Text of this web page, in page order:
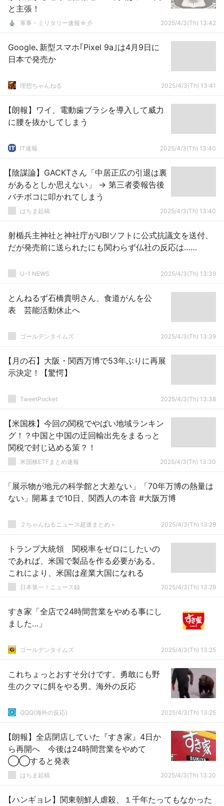
と主張！
軍事・ミリタリー速報☆彡 2025/4/3(Th) 13:42
Google､新型スマホ｢Pixel 9a｣は4月9日に
日本で発売か
理想ちゃんねる 2025/4/3(Th) 13:41
【朗報】ワイ、電動歯ブラシを導入して威力
に腰を抜かしてしまう
IT速報 2025/4/3(Th) 13:40
【陰謀論】GACKTさん「中居正広の引退は裏
があるとしか思えない」 → 第三者委報告後
バチボコに叩かれてしまう
はちま起稿 2025/4/3(Th) 13:40
射楯兵主神社と神社庁がUBIソフトに公式抗議文を送付、
だが発売前に送られたにも関わらず仏社の反応は……
U-1 NEWS 2025/4/3(Th) 13:39
とんねるず石橋貴明さん、食道がんを公
表 芸能活動休止へ
ゴールデンタイムズ 2025/4/3(Th) 13:39
【月の石】大阪・関西万博で53年ぶりに再展
示決定！【驚愕】
TweetPocket 2025/4/3(Th) 13:38
【米国株】今回の関税でやばい地域ランキン
グ！？中国と中国の迂回輸出先をまるっと
関税で封じ込める策？！
米国株ETFまとめ速報 2025/4/3(Th) 13:30
「展示物が地元の科学館と大差ない」「70年万博の熱量は
ない」開幕まで10日、関西人の本音 #大阪万博
２ちゃんねるニュース超速まとめ＋ 2025/4/3(Th) 13:29
トランプ大統領 関税率をゼロにしたいの
であれば、米国で製品を作る必要がある。
これにより、米国は産業大国になれる
日本第一！ニュース録 2025/4/3(Th) 13:29
すき家「全店で24時間営業をやめる事にし
ました…」
ゴールデンタイムズ 2025/4/3(Th) 13:25
これちょっとおすそ分けです。勇敢にも野
生のクマに餌をやる男。海外の反応
QQQ(海外の反応) 2025/4/3(Th) 13:25
【朗報】全店閉店していた『すき家』4日か
ら再開へ 今後は24時間営業をやめて
◯◯すると発表
はちま起稿 2025/4/3(Th) 13:20
【ハンギョレ】関東朝鮮人虐殺、１千年たってもなかった